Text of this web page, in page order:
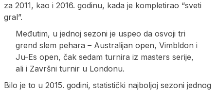
za 2011, kao i 2016. godinu, kada je kompletirao “sveti
gral”.
Međutim, u jednoj sezoni je uspeo da osvoji tri
grend slem pehara – Australijan open, Vimbldon i
Ju-Es open, čak sedam turnira iz masters serije,
ali i Završni turnir u Londonu.
Bilo je to u 2015. godini, statistički najboljoj sezoni jednog